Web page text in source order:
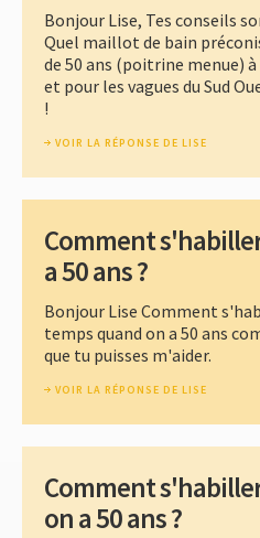
Bonjour Lise, Tes conseils
Quel maillot de bain
de 50 ans (poitrine menue)
et pour les vagues du Sud
!
VOIR LA RÉPONSE DE LISE
Comment
a 50 ans ?
Bonjour Lise Comment
temps quand on a 50 ans
que tu puisses m'aider.
VOIR LA RÉPONSE DE LISE
Comment
on a 50 ans ?